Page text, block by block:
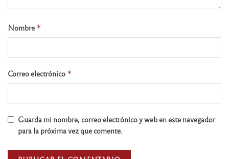
Nombre *
Correo electrónico *
Guarda mi nombre, correo electrónico y web en este navegador
para la próxima vez que comente.